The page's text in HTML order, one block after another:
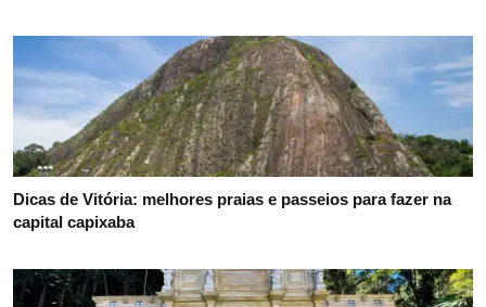
Dicas de Vitória: melhores praias e passeios para fazer na
capital capixaba